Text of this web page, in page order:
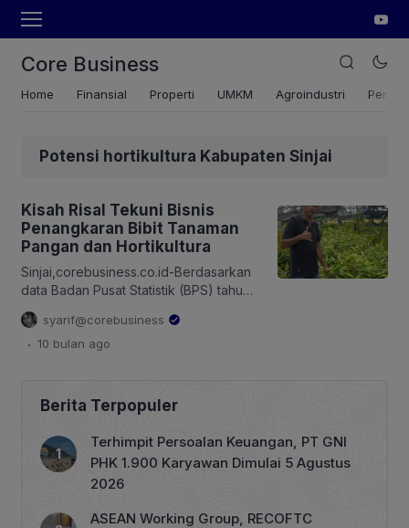
Core Business
Home Finansial Properti UMKM Agroindustri
Potensi hortikultura Kabupaten Sinjai
Kisah Risal Tekuni Bisnis
Penangkaran Bibit Tanaman
Pangan dan Hortikultura
Sinjai,corebusiness.co.id-Berdasarkan
data Badan Pusat Statistik (BPS) tahun
2024, produksi rata-rata durian di
Sulawesi Selatan mencapai 739.098
kuintal. Sebesar 79.007 kuintal
Kabupaten Luwu Utara. Andi
Muhammad Risal adalah salah satu
produsen durian di Kabupaten Sinjai. Ia
sempat menangguk keuntungan dari
300 pohon durian yang ditanam di
lahan milik keluarganya di […]
syarif@corebusiness
. 10 bulan ago
Berita Terpopuler
Terhimpit Persoalan Keuangan, PT GNI
PHK 1.900 Karyawan Dimulai 5 Agustus
2026
ASEAN Working Group, RECOFTC